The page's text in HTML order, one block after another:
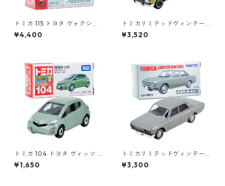
トミカ 115 トヨタ ヴォクシー
（初回特別仕様）#10801764
¥4,400
トミカリミテッドヴィンテー
ジ LV-192b トヨペットクラウ
ン ハードトップ スーパーデラ
¥3,520
トミカ 104 トヨタ ヴィッツ #
10392507
¥1,650
トミカリミテッドヴィンテー
ジ LV-181b トヨペット クラウ
ン スーパーデラックス 69年式
¥3,300